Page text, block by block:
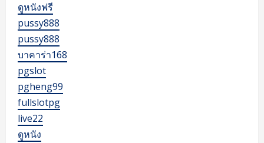
ดูหนังฟรี
pussy888
pussy888
บาคาร่า168
pgslot
pgheng99
fullslotpg
live22
ดูหนัง